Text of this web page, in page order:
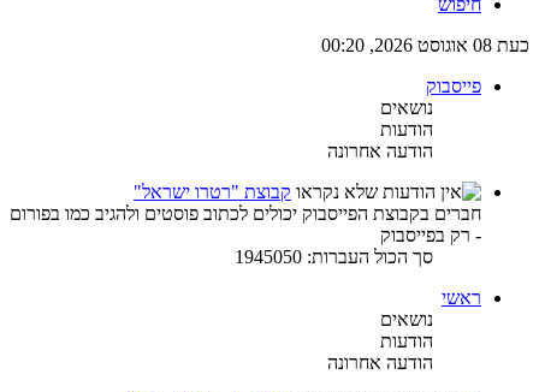
חיפוש
כעת 08 אוגוסט 2026, 00:20
פייסבוק
נושאים
הודעות
הודעה אחרונה
קבוצת "רטרו ישראל"
חברים בקבוצת הפייסבוק יכולים לכתוב פוסטים ולהגיב כמו בפורום
- רק בפייסבוק
סך הכול העברות: 1945050
ראשי
נושאים
הודעות
הודעה אחרונה